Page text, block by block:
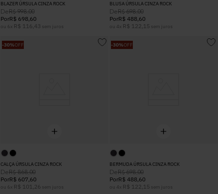
BLAZER ÚRSULA CINZA ROCK
DeR$ 998,00
PorR$ 698,60
ou 6 x R$ 116,43 sem juros
BLUSA ÚRSULA CINZA ROCK
DeR$ 698,00
PorR$ 488,60
ou 4 x R$ 122,15 sem juros
-30%OFF
CALÇA ÚRSULA CINZA ROCK
DeR$ 868,00
PorR$ 607,60
ou 6 x R$ 101,26 sem juros
-30%OFF
BERMUDA ÚRSULA CINZA ROCK
DeR$ 698,00
PorR$ 488,60
ou 4 x R$ 122,15 sem juros